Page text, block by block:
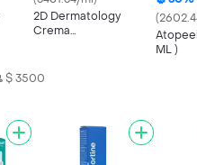
2D Dermatology
Crema
Iluminadora
ML )
$ 3500